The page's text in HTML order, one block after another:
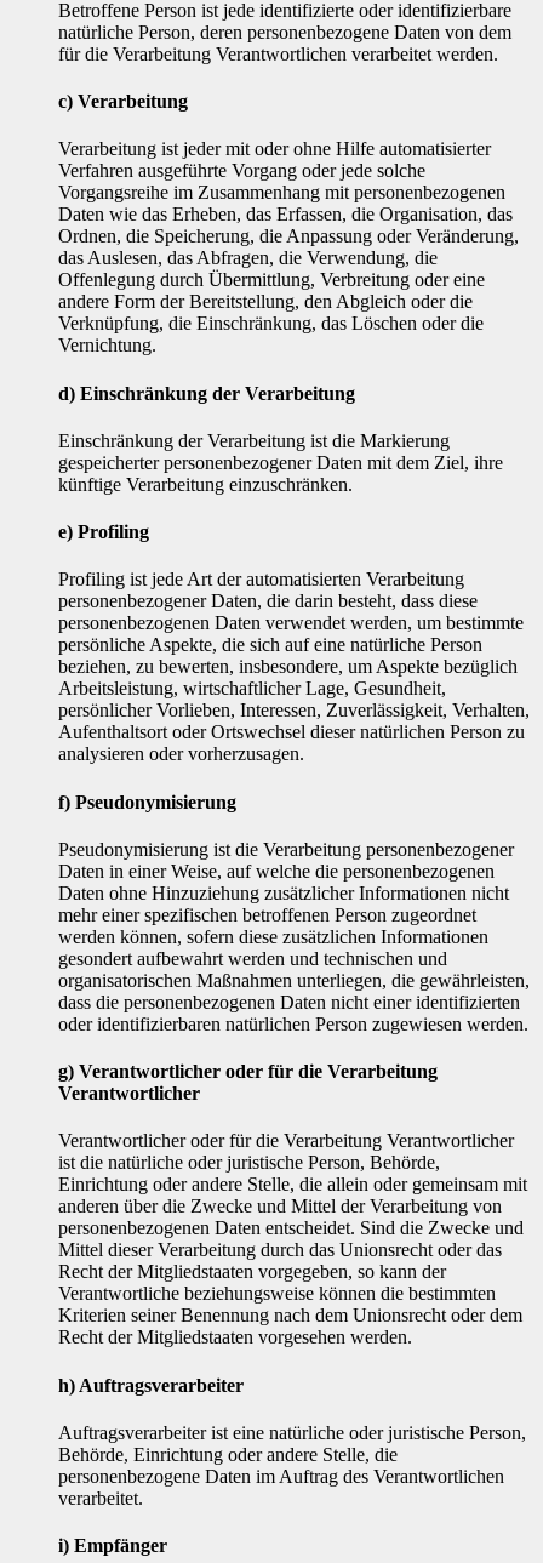
Betroffene Person ist jede identifizierte oder identifizierbare
natürliche Person, deren personenbezogene Daten von dem
für die Verarbeitung Verantwortlichen verarbeitet werden.
c) Verarbeitung
Verarbeitung ist jeder mit oder ohne Hilfe automatisierter
Verfahren ausgeführte Vorgang oder jede solche
Vorgangsreihe im Zusammenhang mit personenbezogenen
Daten wie das Erheben, das Erfassen, die Organisation, das
Ordnen, die Speicherung, die Anpassung oder Veränderung,
das Auslesen, das Abfragen, die Verwendung, die
Offenlegung durch Übermittlung, Verbreitung oder eine
andere Form der Bereitstellung, den Abgleich oder die
Verknüpfung, die Einschränkung, das Löschen oder die
Vernichtung.
d) Einschränkung der Verarbeitung
Einschränkung der Verarbeitung ist die Markierung
gespeicherter personenbezogener Daten mit dem Ziel, ihre
künftige Verarbeitung einzuschränken.
e) Profiling
Profiling ist jede Art der automatisierten Verarbeitung
personenbezogener Daten, die darin besteht, dass diese
personenbezogenen Daten verwendet werden, um bestimmte
persönliche Aspekte, die sich auf eine natürliche Person
beziehen, zu bewerten, insbesondere, um Aspekte bezüglich
Arbeitsleistung, wirtschaftlicher Lage, Gesundheit,
persönlicher Vorlieben, Interessen, Zuverlässigkeit, Verhalten,
Aufenthaltsort oder Ortswechsel dieser natürlichen Person zu
analysieren oder vorherzusagen.
f) Pseudonymisierung
Pseudonymisierung ist die Verarbeitung personenbezogener
Daten in einer Weise, auf welche die personenbezogenen
Daten ohne Hinzuziehung zusätzlicher Informationen nicht
mehr einer spezifischen betroffenen Person zugeordnet
werden können, sofern diese zusätzlichen Informationen
gesondert aufbewahrt werden und technischen und
organisatorischen Maßnahmen unterliegen, die gewährleisten,
dass die personenbezogenen Daten nicht einer identifizierten
oder identifizierbaren natürlichen Person zugewiesen werden.
g) Verantwortlicher oder für die Verarbeitung
Verantwortlicher
Verantwortlicher oder für die Verarbeitung Verantwortlicher
ist die natürliche oder juristische Person, Behörde,
Einrichtung oder andere Stelle, die allein oder gemeinsam mit
anderen über die Zwecke und Mittel der Verarbeitung von
personenbezogenen Daten entscheidet. Sind die Zwecke und
Mittel dieser Verarbeitung durch das Unionsrecht oder das
Recht der Mitgliedstaaten vorgegeben, so kann der
Verantwortliche beziehungsweise können die bestimmten
Kriterien seiner Benennung nach dem Unionsrecht oder dem
Recht der Mitgliedstaaten vorgesehen werden.
h) Auftragsverarbeiter
Auftragsverarbeiter ist eine natürliche oder juristische Person,
Behörde, Einrichtung oder andere Stelle, die
personenbezogene Daten im Auftrag des Verantwortlichen
verarbeitet.
i) Empfänger